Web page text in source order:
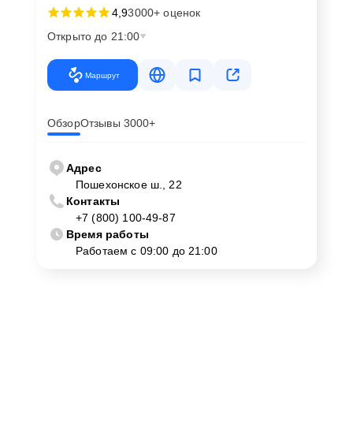
4,93000+ оценок
Открыто до 21:00
Маршрут
ОбзорОтзывы 3000+
Адрес
Пошехонское ш., 22
Контакты
+7 (800) 100-49-87
Время работы
Работаем с 09:00 до 21:00